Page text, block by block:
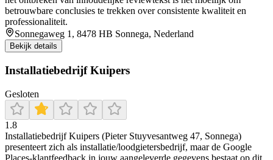
betrouwbare conclusies te trekken over consistente kwaliteit en
professionaliteit.
Sonnegaweg 1, 8478 HB Sonnega, Nederland
Bekijk details
Installatiebedrijf Kuipers
Gesloten
1.8
Installatiebedrijf Kuipers (Pieter Stuyvesantweg 47, Sonnega)
presenteert zich als installatie/loodgietersbedrijf, maar de Google
Places-klantfeedback in jouw aangeleverde gegevens bestaat op dit